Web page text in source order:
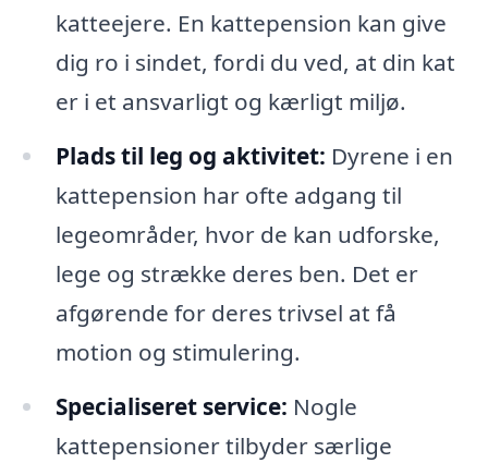
katteejere. En kattepension kan give
dig ro i sindet, fordi du ved, at din kat
er i et ansvarligt og kærligt miljø.
Plads til leg og aktivitet: Dyrene i en
kattepension har ofte adgang til
legeområder, hvor de kan udforske,
lege og strække deres ben. Det er
afgørende for deres trivsel at få
motion og stimulering.
Specialiseret service: Nogle
kattepensioner tilbyder særlige